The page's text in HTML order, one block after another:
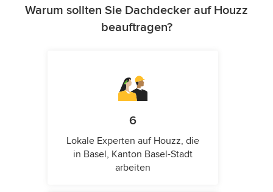
Warum sollten Sie Dachdecker auf Houzz
beauftragen?
6
Lokale Experten auf Houzz, die
in Basel, Kanton Basel-Stadt
arbeiten